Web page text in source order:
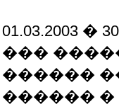
01.03.2003
���
������
������ �